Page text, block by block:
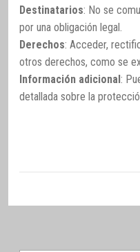
Destinatarios: No se
por una obligación legal.
Derechos: Acceder,
otros derechos, como se
Información adicional:
detallada sobre la